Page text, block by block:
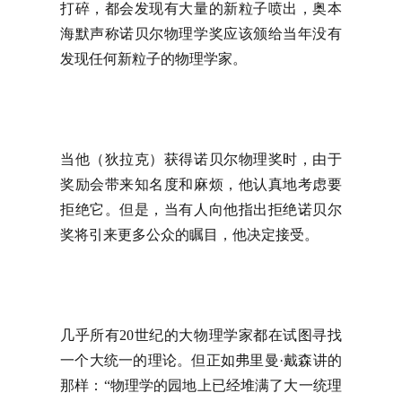
打碎，都会发现有大量的新粒子喷出，奥本
海默声称诺贝尔物理学奖应该颁给当年没有
发现任何新粒子的物理学家。
当他（狄拉克）获得诺贝尔物理奖时，由于
奖励会带来知名度和麻烦，他认真地考虑要
拒绝它。但是，当有人向他指出拒绝诺贝尔
奖将引来更多公众的瞩目，他决定接受。
几乎所有20世纪的大物理学家都在试图寻找
一个大统一的理论。但正如弗里曼·戴森讲的
那样：“物理学的园地上已经堆满了大一统理